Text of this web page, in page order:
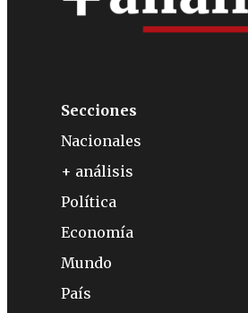
Secciones
Nacionales
+ análisis
Política
Economía
Mundo
País